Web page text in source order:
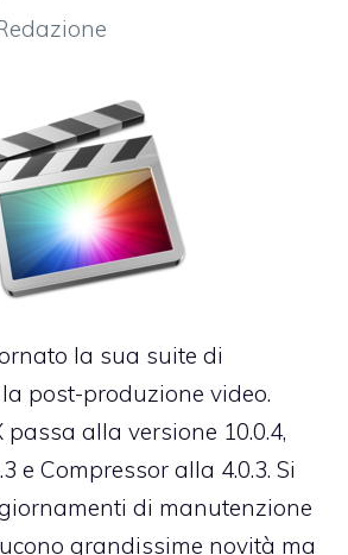
la sua suite di
post-produzione video.
passa alla versione 10.0.4,
e Compressor alla 4.0.3. Si
di manutenzione
grandissime novità ma